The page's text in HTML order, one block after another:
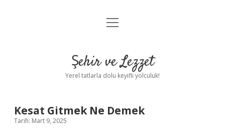
Anasayfa
Yasal Uyarı
menüyü
Şehir ve Lezzet
Yerel tatlarla dolu keyifli yolculuk!
Kesat Gitmek Ne Demek
Tarih: Mart 9, 2025